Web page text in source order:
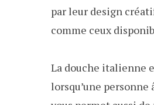
par leur design
comme ceux
La douche italienne
lorsqu’une